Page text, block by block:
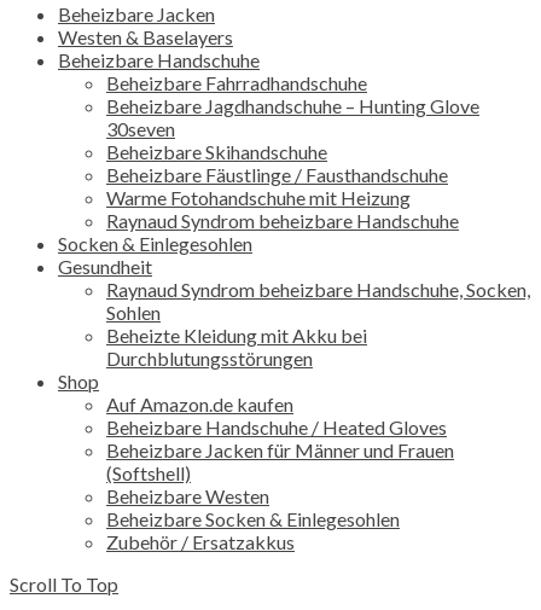
Beheizbare Jacken
Westen & Baselayers
Beheizbare Handschuhe
Beheizbare Fahrradhandschuhe
Beheizbare Jagdhandschuhe – Hunting Glove
30seven
Beheizbare Skihandschuhe
Beheizbare Fäustlinge / Fausthandschuhe
Warme Fotohandschuhe mit Heizung
Raynaud Syndrom beheizbare Handschuhe
Socken & Einlegesohlen
Gesundheit
Raynaud Syndrom beheizbare Handschuhe, Socken,
Sohlen
Beheizte Kleidung mit Akku bei
Durchblutungsstörungen
Shop
Auf Amazon.de kaufen
Beheizbare Handschuhe / Heated Gloves
Beheizbare Jacken für Männer und Frauen
(Softshell)
Beheizbare Westen
Beheizbare Socken & Einlegesohlen
Zubehör / Ersatzakkus
Scroll To Top